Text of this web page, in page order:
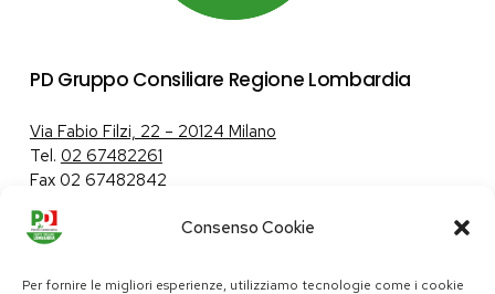
Consenso Cookie
Per fornire le migliori esperienze, utilizziamo tecnologie come i cookie
PD Gruppo Consiliare Regione Lombardia
Via Fabio Filzi, 22 – 20124 Milano
Tel. 02 67482261
Fax 02 67482842
Tutela dei dati personali|Politica sui cookie